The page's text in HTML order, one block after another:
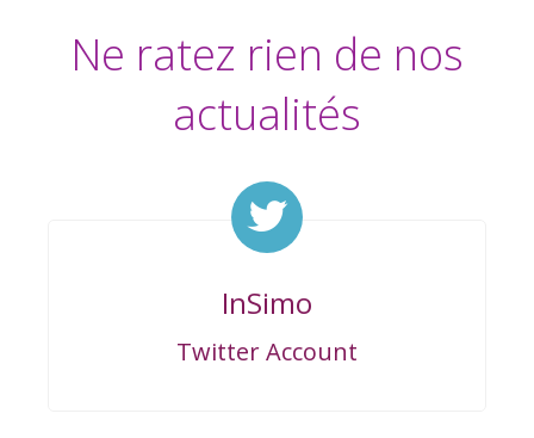
Ne ratez rien de nos
actualités
InSimo
Twitter Account